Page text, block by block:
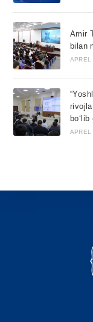
Amir
bilan
APREL
bo‘lib
APREL